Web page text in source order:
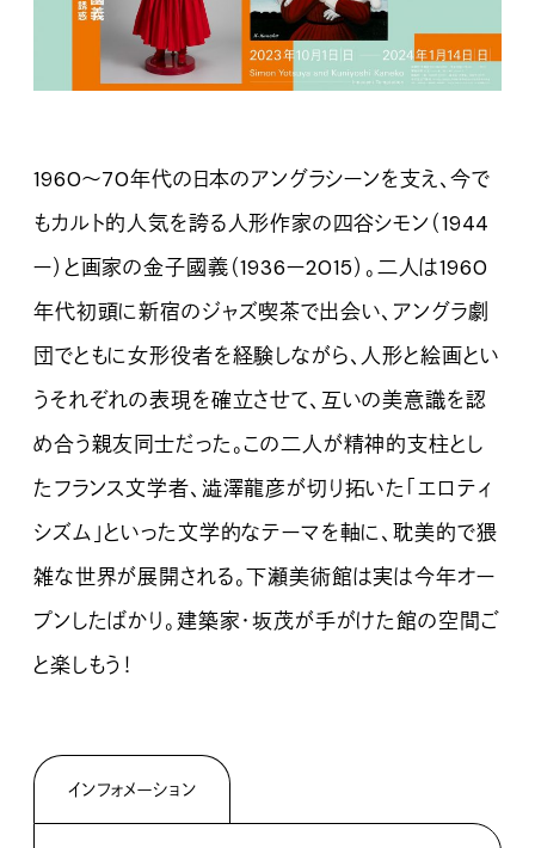
1960〜70年代の日本のアングラシーンを支え、今で
もカルト的人気を誇る人形作家の四谷シモン（1944
ー）と画家の金子國義（1936ー2015）。二人は1960
年代初頭に新宿のジャズ喫茶で出会い、アングラ劇
団でともに女形役者を経験しながら、人形と絵画とい
うそれぞれの表現を確立させて、互いの美意識を認
め合う親友同士だった。この二人が精神的支柱とし
たフランス文学者、澁澤龍彦が切り拓いた「エロティ
シズム」といった文学的なテーマを軸に、耽美的で猥
雑な世界が展開される。下瀬美術館は実は今年オー
プンしたばかり。建築家・坂茂が手がけた館の空間ご
と楽しもう！
インフォメーション